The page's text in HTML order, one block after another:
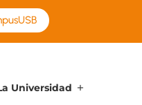
Universidad